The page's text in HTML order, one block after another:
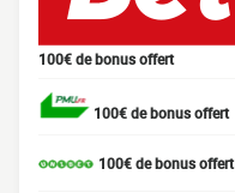
100€ de bonus offert
100€ de bonus offert
100€ de bonus offert